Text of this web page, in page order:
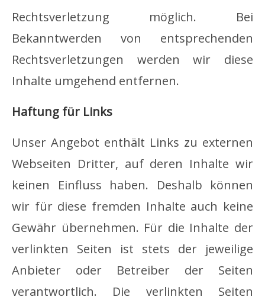
Rechtsverletzung möglich. Bei
Bekanntwerden von entsprechenden
Rechtsverletzungen werden wir diese
Inhalte umgehend entfernen.
Haftung für Links
Unser Angebot enthält Links zu externen
Webseiten Dritter, auf deren Inhalte wir
keinen Einfluss haben. Deshalb können
wir für diese fremden Inhalte auch keine
Gewähr übernehmen. Für die Inhalte der
verlinkten Seiten ist stets der jeweilige
Anbieter oder Betreiber der Seiten
verantwortlich. Die verlinkten Seiten